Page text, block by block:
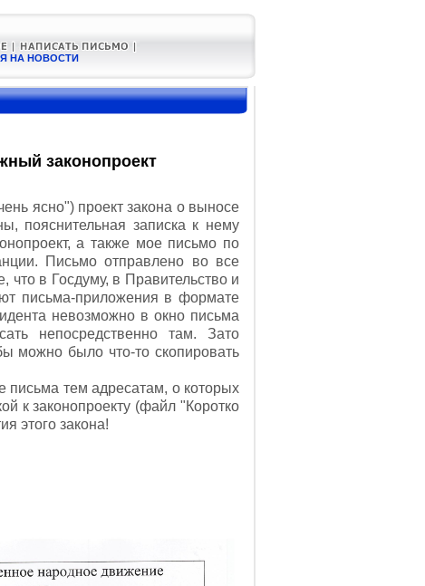
НА НОВОСТИ
законопроект
ясно") проект закона о выносе
пояснительная записка к нему
а также мое письмо по
Письмо отправлено во все
в Госдуму, в Правительство и
письма-приложения в формате
невозможно в окно письма
непосредственно там. Зато
можно было что-то скопировать
тем адресатам, о которых
к законопроекту (файл "Коротко
этого закона!